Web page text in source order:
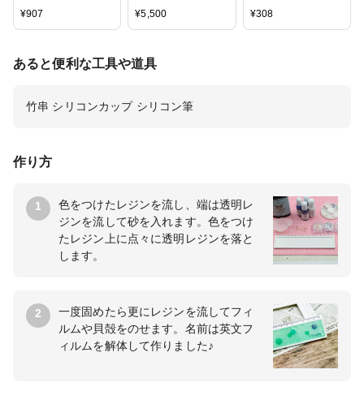
ードタイプ） 謎の
樹脂,uvレジン,ハー
カー］
¥907
ジコ
¥5,500
ト》【文房具 文具
¥308
作り方
1
色をつけたレジンを流し、端は透明レ
ジンを流して砂を入れます。色をつけ
たレジン上に点々に透明レジンを落と
します。
2
一度固めたら更にレジンを流してフィ
ルムや貝殻をのせます。名前は英文フ
ィルムを解体して作りました♪
あると便利な工具や道具
竹串 シリコンカップ シリコン筆